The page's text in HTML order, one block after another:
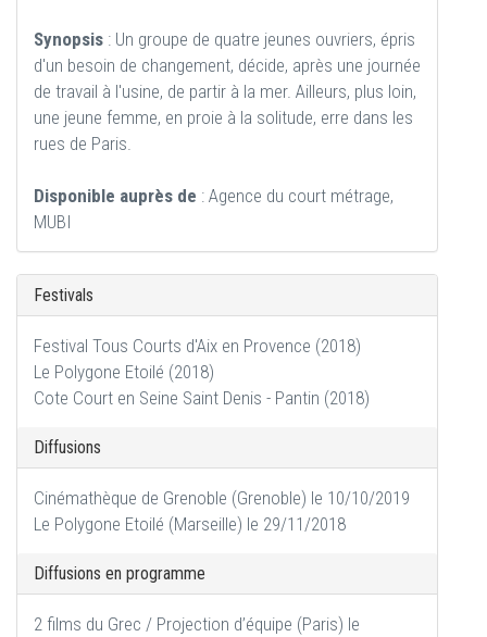
Synopsis : Un groupe de quatre jeunes ouvriers, épris
d'un besoin de changement, décide, après une journée
de travail à l'usine, de partir à la mer. Ailleurs, plus loin,
une jeune femme, en proie à la solitude, erre dans les
rues de Paris.
Disponible auprès de : Agence du court métrage,
MUBI
Festivals
Festival Tous Courts d'Aix en Provence (2018)
Le Polygone Etoilé (2018)
Cote Court en Seine Saint Denis - Pantin (2018)
Diffusions
Cinémathèque de Grenoble (Grenoble) le 10/10/2019
Le Polygone Etoilé (Marseille) le 29/11/2018
Diffusions en programme
2 films du Grec / Projection d’équipe (Paris) le